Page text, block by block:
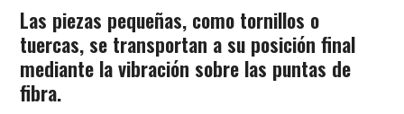
Las piezas pequeñas, como tornillos o
tuercas, se transportan a su posición final
mediante la vibración sobre las puntas de
fibra.